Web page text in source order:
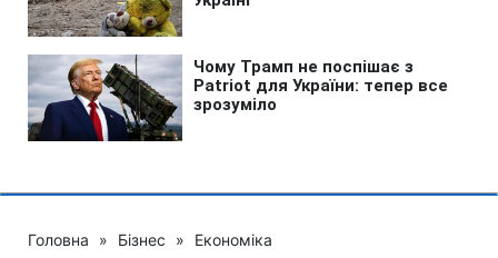
Головна » Бізнес » Економіка